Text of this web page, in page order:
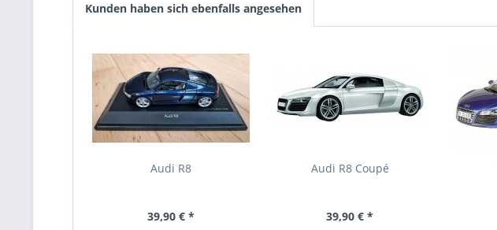
Kunden haben sich ebenfalls angesehen
Audi R8
39,90 € *
Audi R8 Coupé
39,90 € *